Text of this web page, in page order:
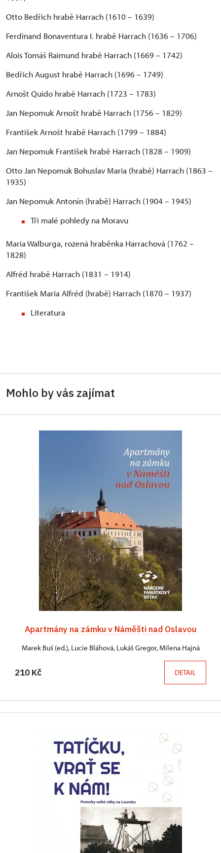
Otto Bedřich hrabě Harrach (1610 – 1639)
Ferdinand Bonaventura I. hrabě Harrach (1636 – 1706)
Alois Tomáš Raimund hrabě Harrach (1669 – 1742)
Bedřich August hrabě Harrach (1696 – 1749)
Arnošt Quido hrabě Harrach (1723 – 1783)
Jan Nepomuk Arnošt hrabě Harrach (1756 – 1829)
František Arnošt hrabě Harrach (1799 – 1884)
Jan Nepomuk František hrabě Harrach (1828 – 1909)
Otto Jan Nepomuk Bohuslav Maria (hrabě) Harrach (1863 –
1935)
Jan Nepomuk Antonín (hrabě) Harrach (1904 – 1945)
Tři malé pohledy na Moravu
Maria Walburga, rozená hraběnka Harrachová (1762 –
1828)
Alfréd hrabě Harrach (1831 – 1914)
František Maria Alfréd (hrabě) Harrach (1870 – 1937)
Literatura
Mohlo by vás zajímat
Apartmány na zámku v Náměšti nad Oslavou
Marek Buš (ed.), Lucie Bláhová, Lukáš Gregor, Milena Hajná
210 Kč DETAIL